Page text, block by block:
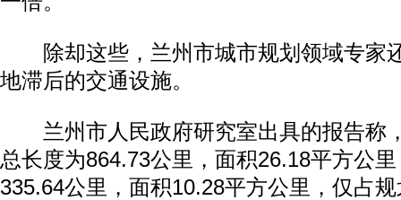
除却这些，兰州市城市规划领域专家
地滞后的交通设施。
兰州市人民政府研究室出具的报告称
总长度为864.73公里，面积26.18平方公
335.64公里，面积10.28平方公里，仅占